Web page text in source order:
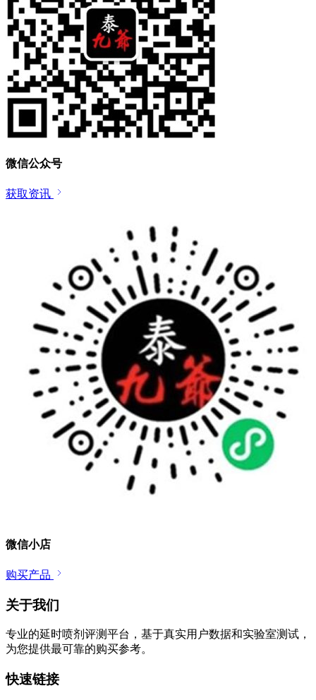
微信公众号
获取资讯
微信小店
购买产品
关于我们
专业的延时喷剂评测平台，基于真实用户数据和实验室测试，
为您提供最可靠的购买参考。
快速链接